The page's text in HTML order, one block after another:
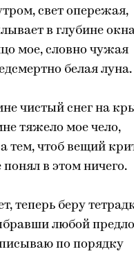
свет опережая,
в глубине
мое, словно чужая
белая луна.
чистый снег на
тяжело мое чело,
тем, чтоб вещий
понял в этом ничего.
теперь беру
любой
по порядку